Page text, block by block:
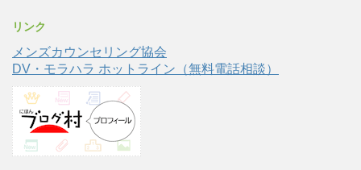
リンク
メンズカウンセリング協会
DV・モラハラ ホットライン（無料電話相談）